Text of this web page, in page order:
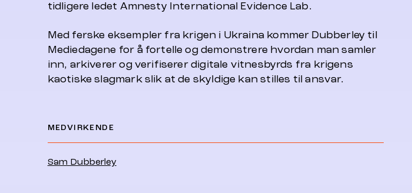
tidligere ledet Amnesty International Evidence Lab.
Med ferske eksempler fra krigen i Ukraina kommer Dubberley til
Mediedagene for å fortelle og demonstrere hvordan man samler
inn, arkiverer og verifiserer digitale vitnesbyrds fra krigens
kaotiske slagmark slik at de skyldige kan stilles til ansvar.
MEDVIRKENDE
Sam Dubberley